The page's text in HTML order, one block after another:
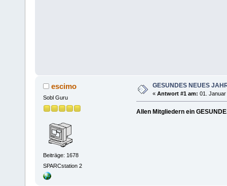
escimo
Sobl Guru
Beiträge: 1678
SPARCstation 2
GESUNDES NEUES
« Antwort #1 am: 01. Januar
Allen Mitgliedern ein